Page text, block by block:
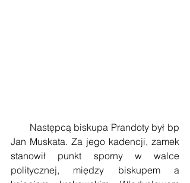
Następcą biskupa Prandoty był bp
Jan Muskata. Za jego kadencji, zamek
stanowił punkt sporny w walce
politycznej, między biskupem a